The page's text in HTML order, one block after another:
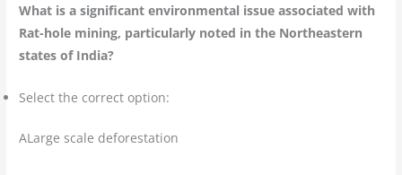
What is a significant environmental issue associated with
Rat-hole mining, particularly noted in the Northeastern
states of India?
Select the correct option:
ALarge scale deforestation